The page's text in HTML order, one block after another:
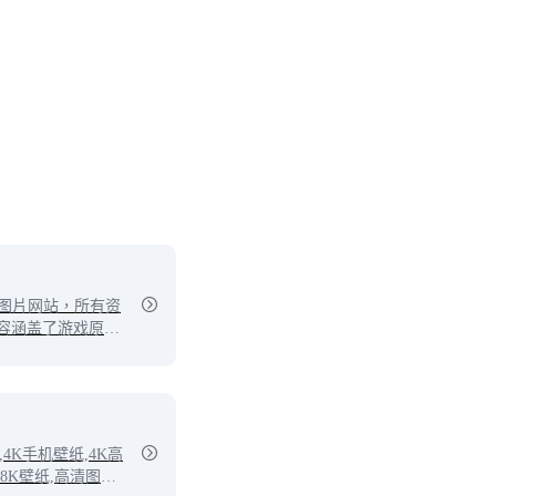
片网站，所有资
涵盖了游戏原
手机壁纸,4K高
壁纸,高清图片